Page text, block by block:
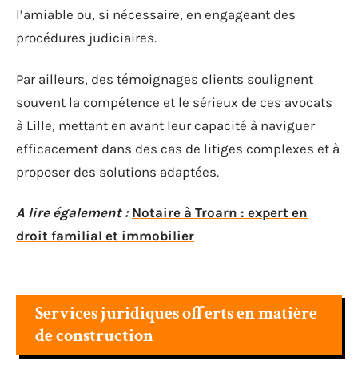
l’amiable ou, si nécessaire, en engageant des
procédures judiciaires.
Par ailleurs, des témoignages clients soulignent
souvent la compétence et le sérieux de ces avocats
à Lille, mettant en avant leur capacité à naviguer
efficacement dans des cas de litiges complexes et à
proposer des solutions adaptées.
A lire également : Notaire à Troarn : expert en
droit familial et immobilier
Services juridiques offerts en matière
de construction